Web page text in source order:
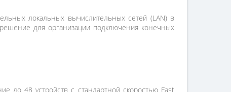
локальных вычислительных сетей (LAN) в
для организации подключения конечных
до 48 устройств с стандартной скоростью Fast